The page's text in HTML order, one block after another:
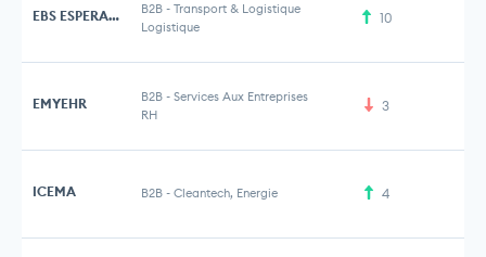
EBS ESPERANCE B2B - Transport & Logistique
Logistique
10
EMYEHR B2B - Services Aux Entreprises
RH
3
ICEMA B2B - Cleantech, Energie 4